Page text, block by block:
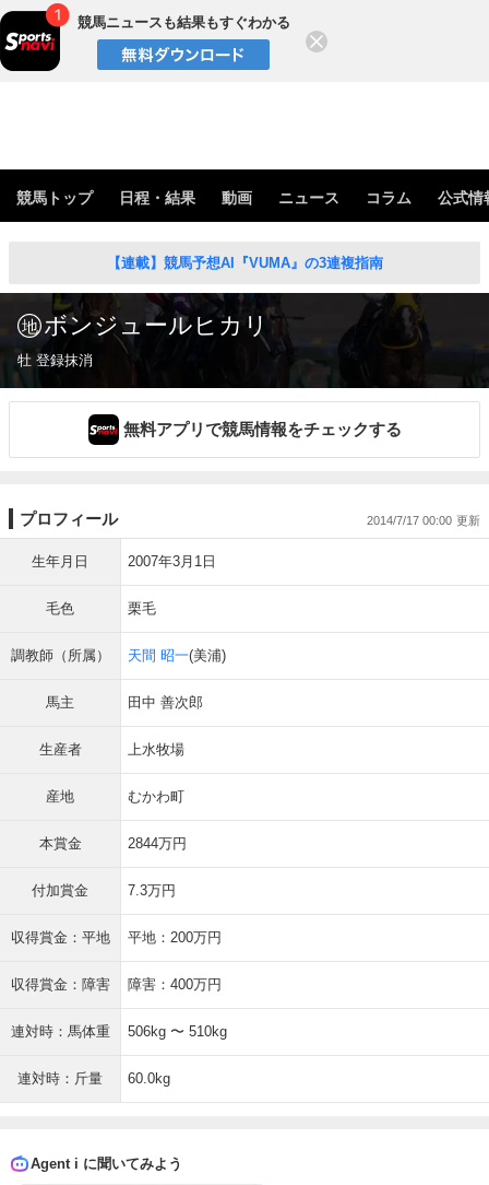
競馬ニュースも結果もすぐわかる
競馬トップ 日程・結果 動画 ニュース コラム 公式情
【連載】競馬予想AI『VUMA』の3連複指南
ボンジュールヒカリ
牡 登録抹消
無料アプリで競馬情報をチェックする
プロフィール 2014/7/17 00:00
生年月日 2007年3月1日
毛色 栗毛
調教師（所属） 天間 昭一(美浦)
馬主 田中 善次郎
生産者 上水牧場
産地 むかわ町
本賞金 2844万円
付加賞金 7.3万円
収得賞金：平地 平地：200万円
収得賞金：障害 障害：400万円
連対時：馬体重 506kg 〜 510kg
連対時：斤量 60.0kg
Agent i に聞いてみよう